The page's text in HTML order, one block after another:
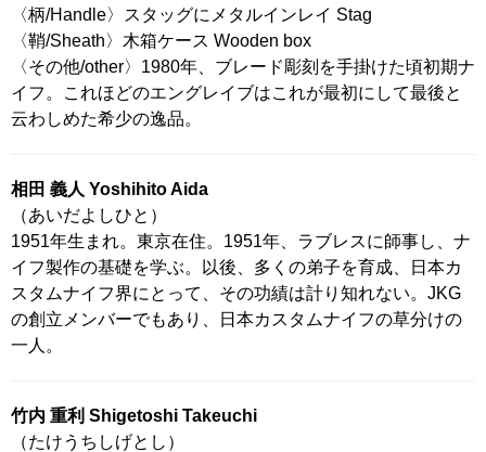
〈柄/Handle〉スタッグにメタルインレイ Stag
〈鞘/Sheath〉木箱ケース Wooden box
〈その他/other〉1980年、ブレード彫刻を手掛けた頃初期ナ
イフ。これほどのエングレイブはこれが最初にして最後と
云わしめた希少の逸品。
相田 義人 Yoshihito Aida
（あいだよしひと）
1951年生まれ。東京在住。1951年、ラブレスに師事し、ナ
イフ製作の基礎を学ぶ。以後、多くの弟子を育成、日本カ
スタムナイフ界にとって、その功績は計り知れない。JKG
の創立メンバーでもあり、日本カスタムナイフの草分けの
一人。
竹内 重利 Shigetoshi Takeuchi
（たけうちしげとし）